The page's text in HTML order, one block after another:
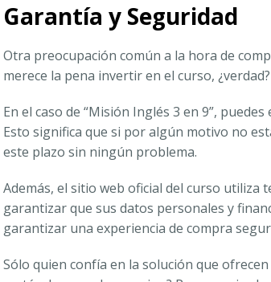
Garantía y Seguridad
Otra preocupación común a la hora de
merece la pena invertir en el curso, ¿verdad?
En el caso de “Misión Inglés 3 en 9”,
Esto significa que si por algún motivo no
este plazo sin ningún problema.
Además, el sitio web oficial del curso utiliza
garantizar que sus datos personales y
garantizar una experiencia de compra
Sólo quien confía en la solución que